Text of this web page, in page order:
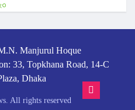
ও জোরপূর্বক গর্ভপাতের অভিযোগ
Manjurul Hoque
33, Topkhana Road, 14-C
Dhaka
All rights reserved